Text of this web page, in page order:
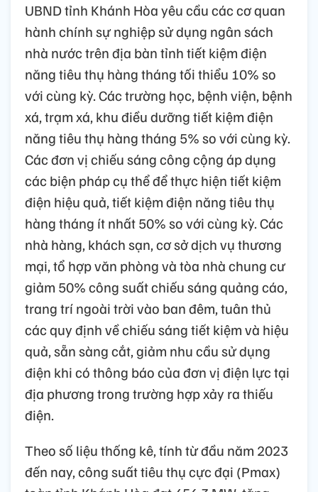
UBND tỉnh Khánh Hòa yêu cầu các cơ quan
hành chính sự nghiệp sử dụng ngân sách
nhà nước trên địa bàn tỉnh tiết kiệm điện
năng tiêu thụ hàng tháng tối thiểu 10% so
với cùng kỳ. Các trường học, bệnh viện, bệnh
xá, trạm xá, khu điều dưỡng tiết kiệm điện
năng tiêu thụ hàng tháng 5% so với cùng kỳ.
Các đơn vị chiếu sáng công cộng áp dụng
các biện pháp cụ thể để thực hiện tiết kiệm
điện hiệu quả, tiết kiệm điện năng tiêu thụ
hàng tháng ít nhất 50% so với cùng kỳ. Các
nhà hàng, khách sạn, cơ sở dịch vụ thương
mại, tổ hợp văn phòng và tòa nhà chung cư
giảm 50% công suất chiếu sáng quảng cáo,
trang trí ngoài trời vào ban đêm, tuân thủ
các quy định về chiếu sáng tiết kiệm và hiệu
quả, sẵn sàng cắt, giảm nhu cầu sử dụng
điện khi có thông báo của đơn vị điện lực tại
địa phương trong trường hợp xảy ra thiếu
điện.
Theo số liệu thống kê, tính từ đầu năm 2023
đến nay, công suất tiêu thụ cực đại (Pmax)